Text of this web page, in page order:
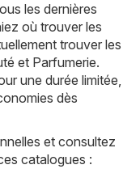
les dernières
où trouver les
trouver les
et Parfumerie.
une durée limitée,
dès
et consultez
catalogues :